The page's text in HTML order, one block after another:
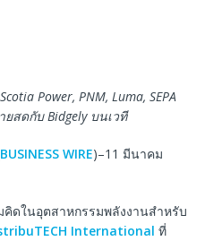
Power, PNM, Luma, SEPA
สดกับ Bidgely บนเวที
BUSINESS WIRE)–11 มีนาคม
คิดในอุตสาหกรรมพลังงานสำหรับ
International ที่